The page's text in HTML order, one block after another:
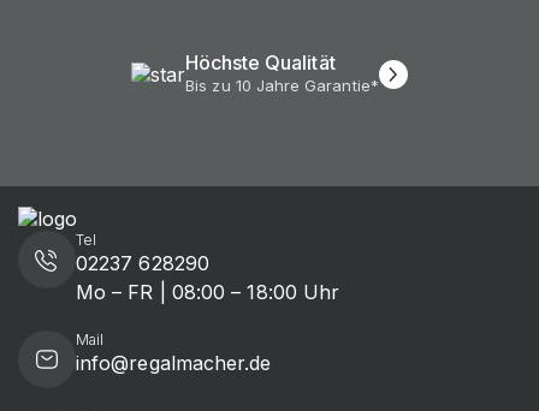
Höchste Qualität
Bis zu 10 Jahre Garantie*
Tel
02237 628290
Mo – FR | 08:00 – 18:00 Uhr
Mail
info@regalmacher.de